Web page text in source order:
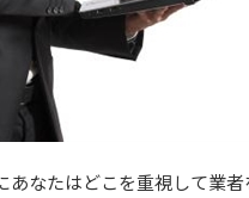
なたはどこを重視して業者